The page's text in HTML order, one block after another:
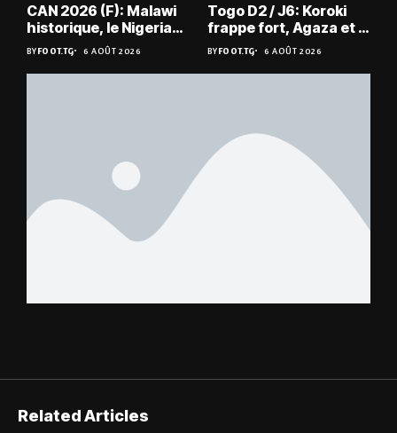
CAN 2026 (F): Malawi
historique, le Nigeria
sauvé, la Zambie
éliminée
BYFOOT.TG 6 AOÛT 2026
Togo D2 / J6: Koroki
frappe fort, Agaza et la
JCA assurent,
suspense avant Sara
FC – Doumbé FC
BYFOOT.TG 6 AOÛT 2026
Related Articles